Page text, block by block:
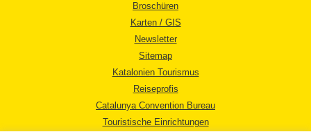
Broschüren
Karten / GIS
Newsletter
Sitemap
Katalonien Tourismus
Reiseprofis
Catalunya Convention Bureau
Touristische Einrichtungen